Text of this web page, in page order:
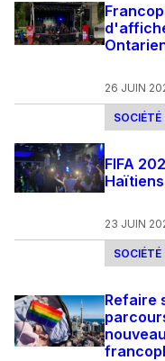
26 JUIN
SOCIÉTÉ
FIFA
23 JUIN
SOCIÉTÉ
Refaire